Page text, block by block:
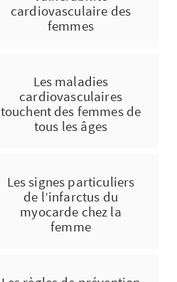
cardiovasculaire des
femmes
Les maladies
cardiovasculaires
touchent des femmes de
tous les âges
Les signes particuliers
de l’infarctus du
myocarde chez la
femme